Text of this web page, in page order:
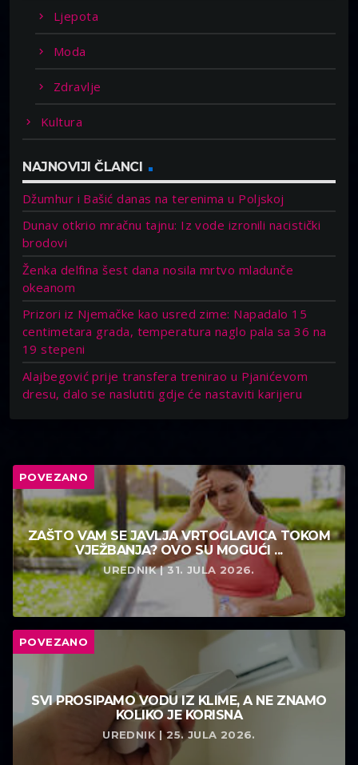
Ljepota
Moda
Zdravlje
Kultura
NAJNOVIJI ČLANCI
Džumhur i Bašić danas na terenima u Poljskoj
Dunav otkrio mračnu tajnu: Iz vode izronili nacistički
brodovi
Ženka delfina šest dana nosila mrtvo mladunče
okeanom
Prizori iz Njemačke kao usred zime: Napadalo 15
centimetara grada, temperatura naglo pala sa 36 na
19 stepeni
Alajbegović prije transfera trenirao u Pjanićevom
dresu, dalo se naslutiti gdje će nastaviti karijeru
POVEZANO
ZAŠTO VAM SE JAVLJA VRTOGLAVICA TOKOM
VJEŽBANJA? OVO SU MOGUĆI ...
UREDNIK | 31. JULA 2026.
POVEZANO
SVI PROSIPAMO VODU IZ KLIME, A NE ZNAMO
KOLIKO JE KORISNA
UREDNIK | 25. JULA 2026.